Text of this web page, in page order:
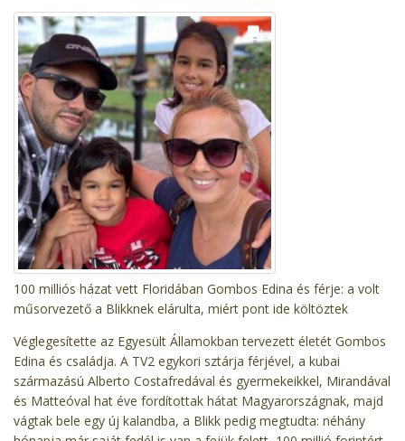
100 milliós házat vett Floridában Gombos Edina és férje: a volt
műsorvezető a Blikknek elárulta, miért pont ide költöztek
Véglegesítette az Egyesült Államokban tervezett életét Gombos
Edina és családja. A TV2 egykori sztárja férjével, a kubai
származású Alberto Costafredával és gyermekeikkel, Mirandával
és Matteóval hat éve fordítottak hátat Magyarországnak, majd
vágtak bele egy új kalandba, a Blikk pedig megtudta: néhány